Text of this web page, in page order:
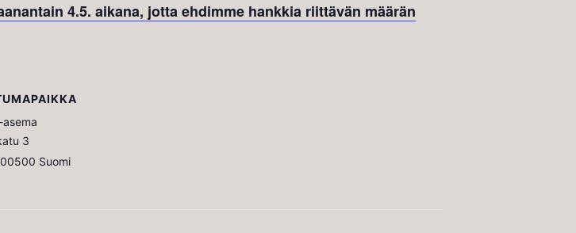
4.5. aikana, jotta ehdimme hankkia riittävän määrän
asema
3
00500 Suomi